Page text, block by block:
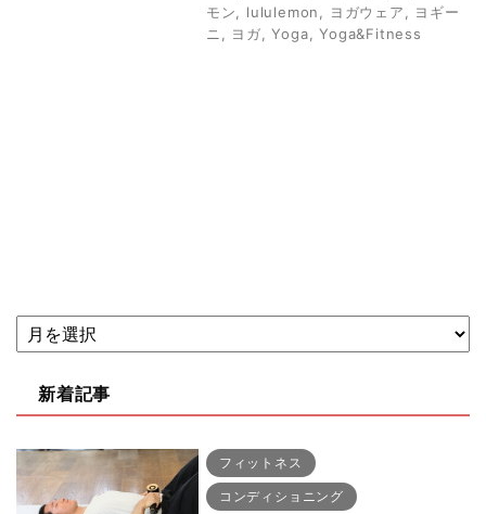
モン
lululemon ヨガウェア
ヨギー
ニ
ヨガ ,Yoga ,Yoga&Fitness
新着記事
フィットネス
コンディショニング